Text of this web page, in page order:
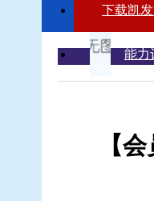
下载凯
能力
【